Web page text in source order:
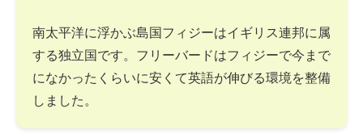
南太平洋に浮かぶ島国フィジーはイギリス連邦に属
する独立国です。フリーバードはフィジーで今まで
になかったくらいに安くて英語が伸びる環境を整備
しました。